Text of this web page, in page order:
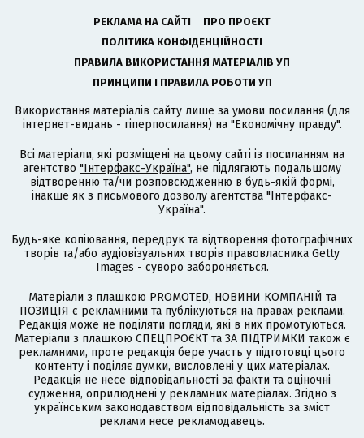
РЕКЛАМА НА САЙТІ
ПРО ПРОЄКТ
ПОЛІТИКА КОНФІДЕНЦІЙНОСТІ
ПРАВИЛА ВИКОРИСТАННЯ МАТЕРІАЛІВ УП
ПРИНЦИПИ І ПРАВИЛА РОБОТИ УП
Використання матеріалів сайту лише за умови посилання (для
інтернет-видань - гіперпосилання) на "Економічну правду".
Всі матеріали, які розміщені на цьому сайті із посиланням на
агентство "Інтерфакс-Україна", не підлягають подальшому
відтворенню та/чи розповсюдженню в будь-якій формі,
інакше як з письмового дозволу агентства "Інтерфакс-
Україна".
Будь-яке копіювання, передрук та відтворення фотографічних
творів та/або аудіовізуальних творів правовласника Getty
Images - суворо забороняється.
Матеріали з плашкою PROMOTED, НОВИНИ КОМПАНІЙ та
ПОЗИЦІЯ є рекламними та публікуються на правах реклами.
Редакція може не поділяти погляди, які в них промотуються.
Матеріали з плашкою СПЕЦПРОЄКТ та ЗА ПІДТРИМКИ також є
рекламними, проте редакція бере участь у підготовці цього
контенту і поділяє думки, висловлені у цих матеріалах.
Редакція не несе відповідальності за факти та оціночні
судження, оприлюднені у рекламних матеріалах. Згідно з
українським законодавством відповідальність за зміст
реклами несе рекламодавець.